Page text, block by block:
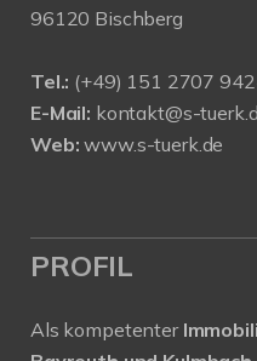
96120 Bischberg
Tel.: (+49) 151 2707
E-Mail: kontakt@s-
Web: www.s-tuerk.de
PROFIL
Als kompetenter